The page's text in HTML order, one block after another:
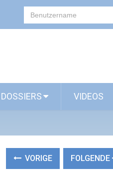
DOSSIERS VIDEOS
VORIGE FOLGENDE